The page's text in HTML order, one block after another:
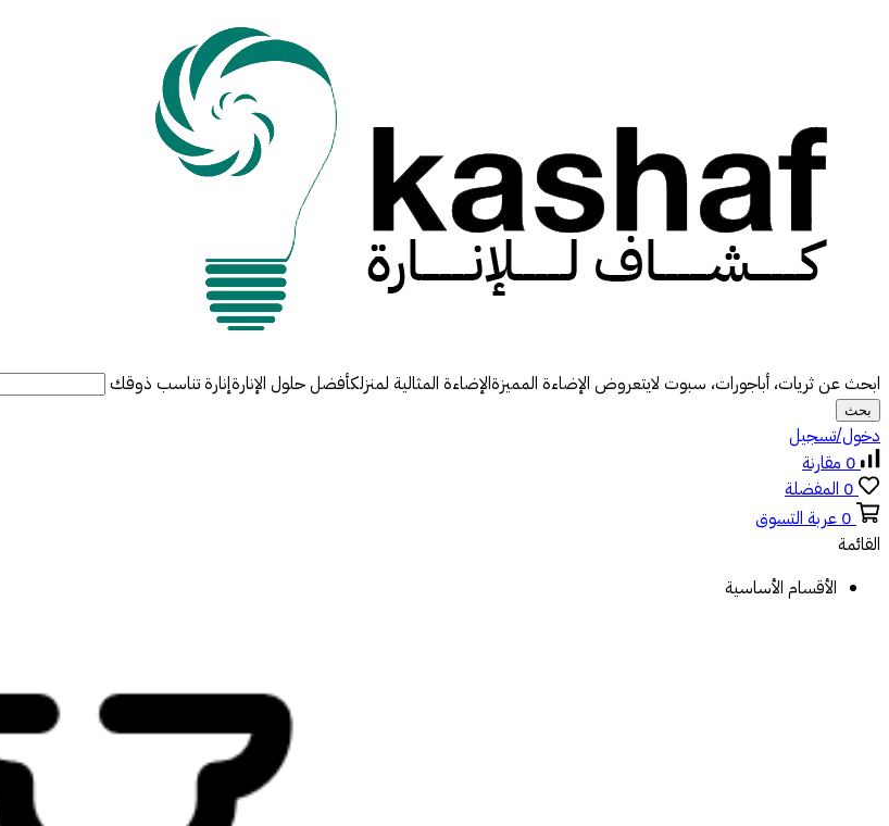
ابحث عنثريات، أباجورات، سبوت لايتعروض الإضاءة المميزةالإضاءة المثالية لمنزلكأفضل حلول الإنارةإنارة تناسب ذوقك
بحث
دخول/تسجيل
0مقارنة
0المفضلة
0عربة التسوق
القائمة
الأقسام الأساسية